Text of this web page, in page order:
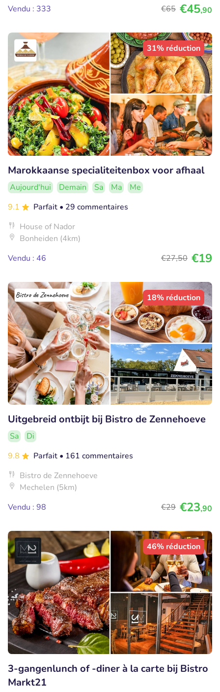
Vendu : 333
€65 €45,90
31% réduction
Marokkaanse specialiteitenbox voor afhaal
Aujourd'hui Demain Sa Ma
Me
9.1
Parfait • 29 commentaires
House of Nador
Bonheiden (4km)
Vendu : 46
€27,50 €19
18% réduction
Uitgebreid ontbijt bij Bistro de Zennehoeve
Sa
Di
9.8
Parfait • 161 commentaires
Bistro de Zennehoeve
Mechelen (5km)
Vendu : 98
€29 €23,90
46% réduction
3-gangenlunch of -diner à la carte bij Bistro
Markt21